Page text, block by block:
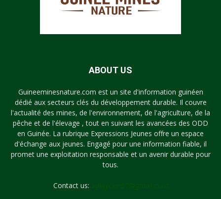
ABOUT US
Guineeminesnature.com est un site d'information guinéen
dédié aux secteurs clés du développement durable. Il couvre
l'actualité des mines, de l'environnement, de l'agriculture, de la
pêche et de l'élevage , tout en suivant les avancées des ODD
en Guinée. La rubrique Expressions Jeunes offre un espace
d'échange aux jeunes. Engagé pour une information fiable, il
promet une exploitation responsable et un avenir durable pour
tous.
Contact us: